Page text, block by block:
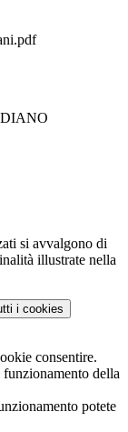
si avvalgono di
illustrate nella
i cookies
consentire.
della
potete